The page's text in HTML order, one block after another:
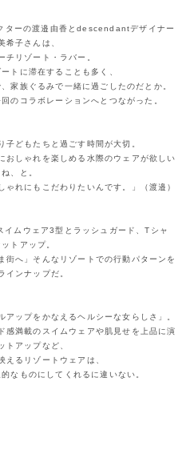
ターの渡邉由香とdescendantデザイナー
希子さんは、
チリゾート・ラバー。
トに滞在することも多く、
家族ぐるみで一緒に過ごしたのだとか。
のコラボレーションへとつながった。
子どもたちと過ごす時間が大切。
おしゃれを楽しめる水際のウェアが欲しい
ね、と。
れにもこだわりたいんです。」（渡邉）
イムウェア3型とラッシュガード、Tシャ
トアップ。
街へ」そんなリゾートでの行動パターンを
インナップだ。
ップをかなえるヘルシーな女らしさ」。
感満載のスイムウェアや肌見せを上品に演
トアップなど、
えるリゾートウェアは、
なものにしてくれるに違いない。